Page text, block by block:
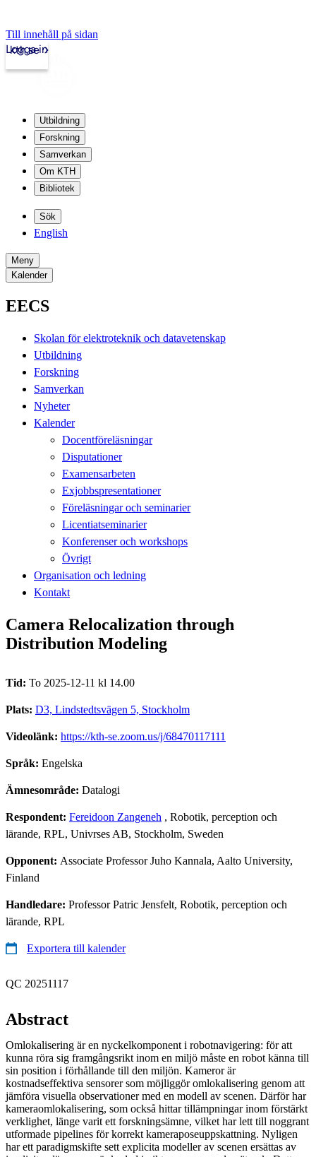
Till innehåll på sidan
kth.se
Logga in
Utbildning
Forskning
Samverkan
Om KTH
Bibliotek
Sök
English
Meny
Kalender
EECS
Skolan för elektroteknik och datavetenskap
Utbildning
Forskning
Samverkan
Nyheter
Kalender
Docentföreläsningar
Disputationer
Examensarbeten
Exjobbspresentationer
Föreläsningar och seminarier
Licentiatseminarier
Konferenser och workshops
Övrigt
Organisation och ledning
Kontakt
Camera Relocalization through
Distribution Modeling
Tid: To 2025-12-11 kl 14.00
Plats: D3, Lindstedtsvägen 5, Stockholm
Videolänk: https://kth-se.zoom.us/j/68470117111
Språk: Engelska
Ämnesområde: Datalogi
Respondent: Fereidoon Zangeneh , Robotik, perception och
lärande, RPL, Univrses AB, Stockholm, Sweden
Opponent: Associate Professor Juho Kannala, Aalto University,
Finland
Handledare: Professor Patric Jensfelt, Robotik, perception och
lärande, RPL
Exportera till kalender
QC 20251117
Abstract
Omlokalisering är en nyckelkomponent i robotnavigering: för att
kunna röra sig framgångsrikt inom en miljö måste en robot känna till
sin position i förhållande till den miljön. Kameror är
kostnadseffektiva sensorer som möjliggör omlokalisering genom att
jämföra visuella observationer med en modell av scenen. Därför har
kameraomlokalisering, som också hittar tillämpningar inom förstärkt
verklighet, länge varit ett forskningsämne, vilket har lett till noggrant
utformade pipelines för korrekt kameraposeuppskattning. Nyligen
har ett paradigmskifte sett explicita modeller av scenen ersättas av